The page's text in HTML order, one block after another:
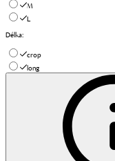
M
L
Délka:
crop
long